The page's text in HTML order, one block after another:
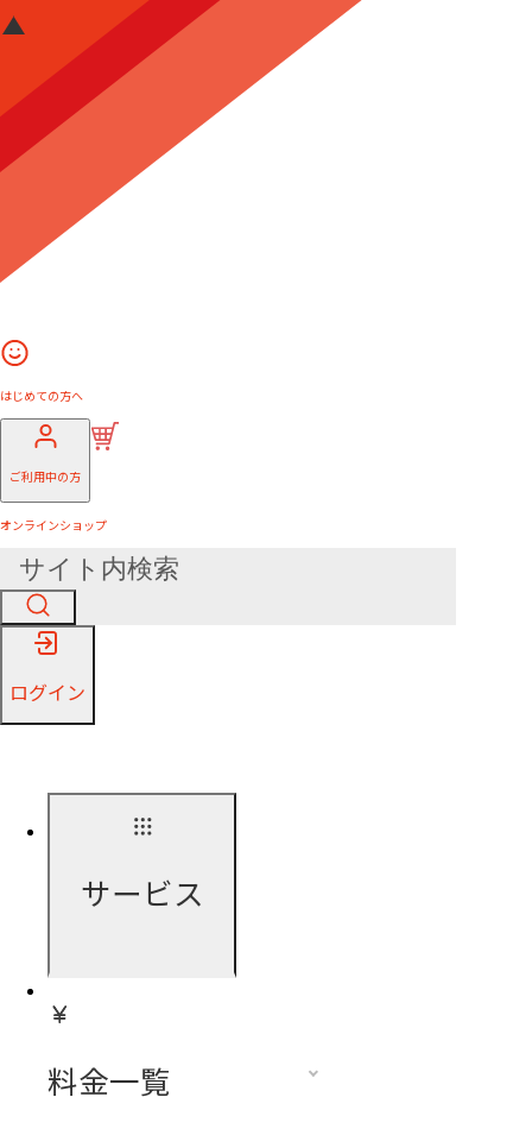
はじめての方へ
ご利用中の方
オンラインショップ
ログイン
サービス
料金一覧